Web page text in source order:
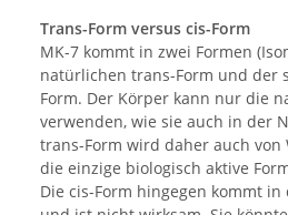
Trans-Form versus cis-Form
MK-7 kommt in zwei Formen
natürlichen trans-Form und der
Form. Der Körper kann nur die
verwenden, wie sie auch in der
trans-Form wird daher auch von
die einzige biologisch aktive
Die cis-Form hingegen kommt